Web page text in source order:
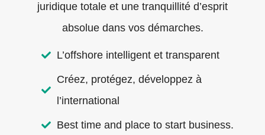
juridique totale et une tranquillité d’esprit
absolue dans vos démarches.
L’offshore intelligent et transparent
Créez, protégez, développez à
l’international
Best time and place to start business.